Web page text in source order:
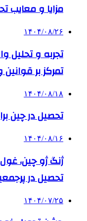
مزایا و معایب
۱۴۰۴/۰۸/۲۶
تجربه و تحلیل
تمرکز بر
۱۴۰۴/۰۸/۱۸
تحصیل در چین
۱۴۰۴/۰۸/۱۶
ژنگ ژو چین،
تحصیل در
۱۴۰۴/۰۷/۲۵